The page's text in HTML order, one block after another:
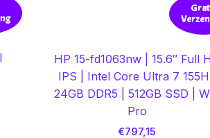
HP 15-fd1063nw | 15.6″ Full
IPS | Intel Core Ultra 7
24GB DDR5 | 512GB SSD |
Pro
€797,15